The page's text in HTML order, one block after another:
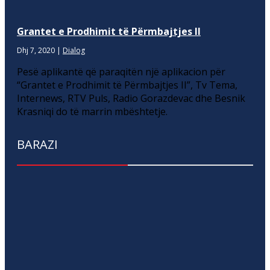
Grantet e Prodhimit të Përmbajtjes II
Dhj 7, 2020 | Dialog
Pesë aplikantë që paraqitën një aplikacion për
“Grantet e Prodhimit të Përmbajtjes II”, Tv Tema,
Internews, RTV Puls, Radio Gorazdevac dhe Besnik
Krasniqi do të marrin mbështetje.
BARAZI